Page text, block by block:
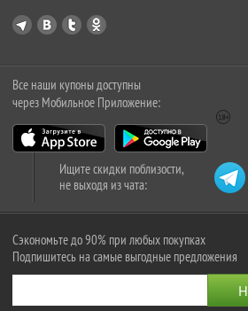
Все наши купоны доступны
через Мобильное Приложение:
Ищите скидки поблизости,
не выходя из чата:
Сэкономьте до 90% при любых покупках
Подпишитесь на самые выгодные предложения